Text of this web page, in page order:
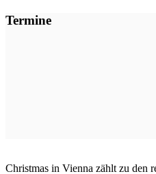
Termine
Christmas in Vienna zählt zu den